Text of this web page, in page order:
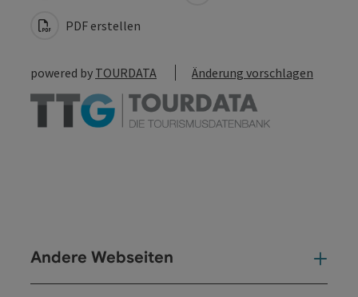
PDF erstellen
powered by TOURDATA Änderung vorschlagen
Andere Webseiten